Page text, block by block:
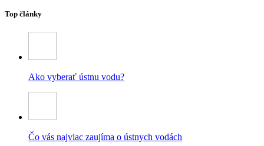
Top články
Ako vyberať ústnu vodu?
Čo vás najviac zaujíma o ústnych vodách